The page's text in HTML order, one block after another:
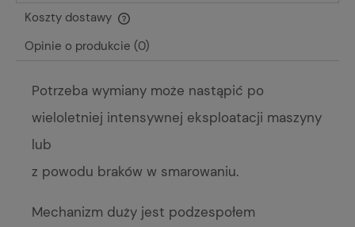
Koszty dostawy
Cena nie zawiera ewentualnych kosztów płatności
Opinie o produkcie (0)
Potrzeba wymiany może nastąpić po
wieloletniej intensywnej eksploatacji maszyny
lub
z powodu braków w smarowaniu.
Mechanizm duży jest podzespołem